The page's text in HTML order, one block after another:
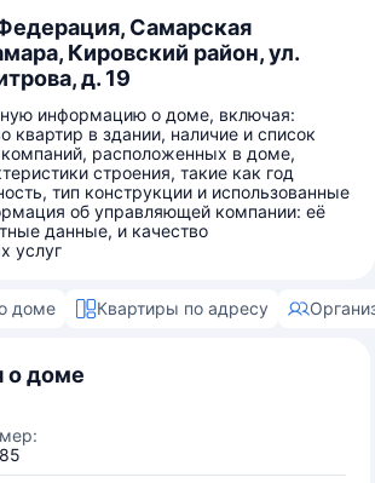
Самарская
Кировский район, ул.
д. 19
информацию о доме, включая:
квартир в здании, наличие и список
компаний, расположенных в доме,
строения, такие как год
тип конструкции и использованные
об управляющей компании: её
данные, и качество
услуг
доме Квартиры по адресу
о доме